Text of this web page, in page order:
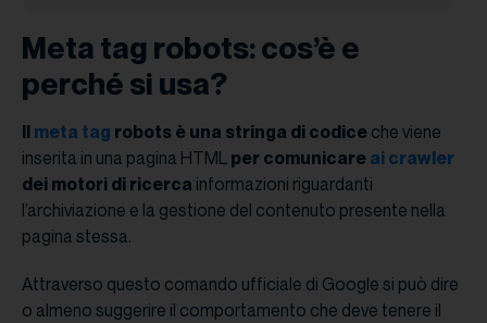
Meta tag robots: cos’è e
perché si usa?
Il meta tag robots è una stringa di codice che viene
inserita in una pagina HTML per comunicare ai crawler
dei motori di ricerca informazioni riguardanti
l’archiviazione e la gestione del contenuto presente nella
pagina stessa.
Attraverso questo comando ufficiale di Google si può dire
o almeno suggerire il comportamento che deve tenere il